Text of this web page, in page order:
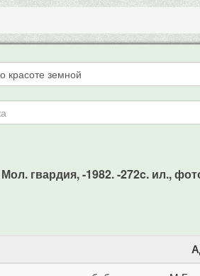
гвардия, -1982. -272c. ил.,